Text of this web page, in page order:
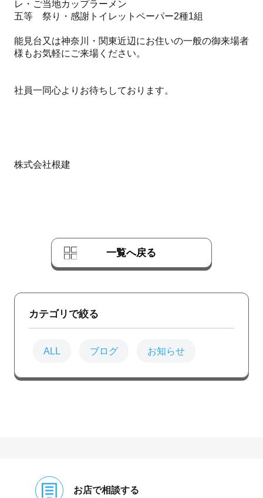
レ・ご当地カップラーメン
五等 祭り・感謝トイレットペーパー2種1組
能見台又は神奈川・関東近辺にお住いの一般の御来場者
様もお気軽にご来場ください。
社員一同心よりお待ちしております。
株式会社根建
一覧へ戻る
カテゴリで絞る
ALL ブログ お知らせ
お店で相談する